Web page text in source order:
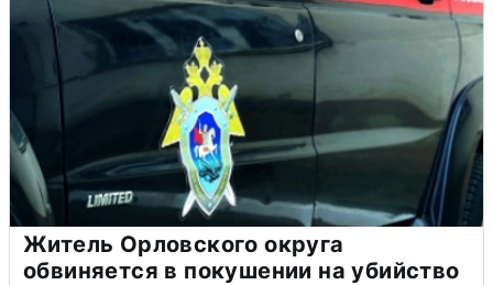
Житель Орловского округа
обвиняется в покушении на убийство